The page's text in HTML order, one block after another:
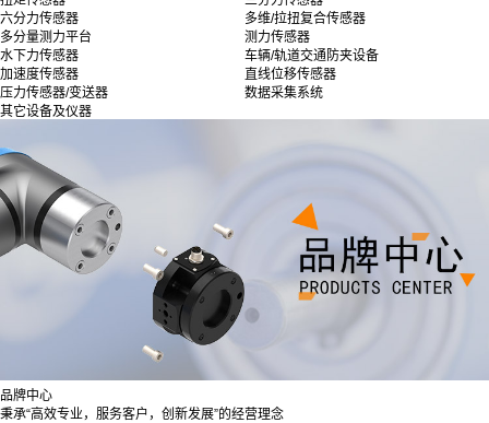
六分力传感器
多维/拉扭复合传感器
多分量测力平台
测力传感器
水下力传感器
车辆/轨道交通防夹设备
加速度传感器
直线位移传感器
压力传感器/变送器
数据采集系统
其它设备及仪器
品牌中心
秉承“高效专业，服务客户，创新发展”的经营理念